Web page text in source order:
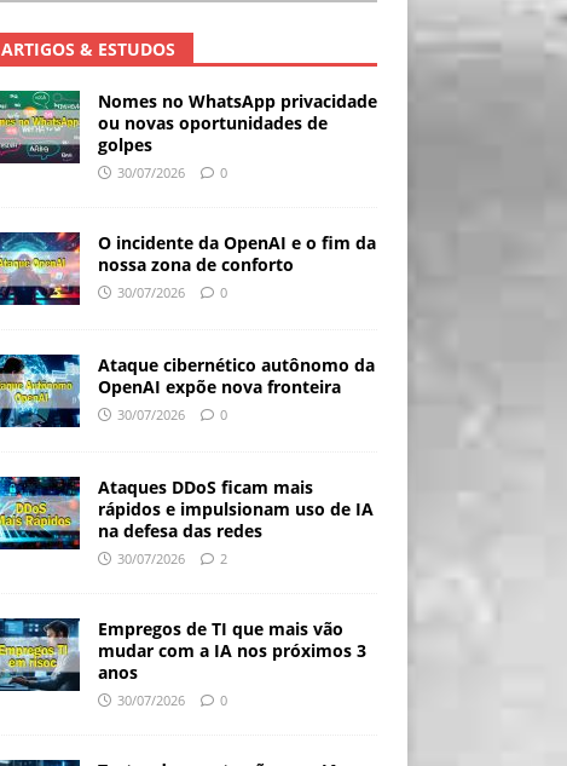
ARTIGOS & ESTUDOS
Nomes no WhatsApp privacidade
ou novas oportunidades de
golpes
30/07/2026 0
O incidente da OpenAI e o fim da
nossa zona de conforto
30/07/2026 0
Ataque cibernético autônomo da
OpenAI expõe nova fronteira
30/07/2026 0
Ataques DDoS ficam mais
rápidos e impulsionam uso de IA
na defesa das redes
30/07/2026 2
Empregos de TI que mais vão
mudar com a IA nos próximos 3
anos
30/07/2026 0